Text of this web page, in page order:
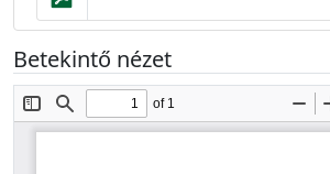
Betekintő nézet